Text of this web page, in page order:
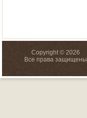
Copyright © 2026
Все права защищены